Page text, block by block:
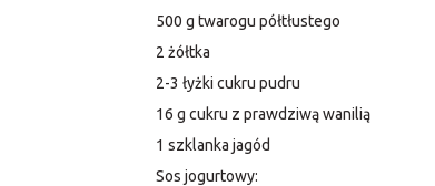
500 g twarogu półtłustego
2 żółtka
2-3 łyżki cukru pudru
16 g cukru z prawdziwą wanilią
1 szklanka jagód
Sos jogurtowy: